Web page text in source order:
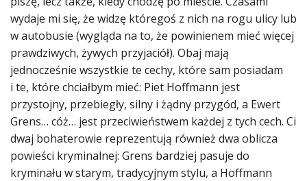
wydaje mi się, że widzę któregoś z nich na rogu ulicy lub
w autobusie (wygląda na to, że powinienem mieć więcej
prawdziwych, żywych przyjaciół). Obaj mają
jednocześnie wszystkie te cechy, które sam posiadam
i te, które chciałbym mieć: Piet Hoffmann jest
przystojny, przebiegły, silny i żądny przygód, a Ewert
Grens… cóż… jest przeciwieństwem każdej z tych cech. Ci
dwaj bohaterowie reprezentują również dwa oblicza
powieści kryminalnej: Grens bardziej pasuje do
kryminału w starym, tradycyjnym stylu, a Hoffmann